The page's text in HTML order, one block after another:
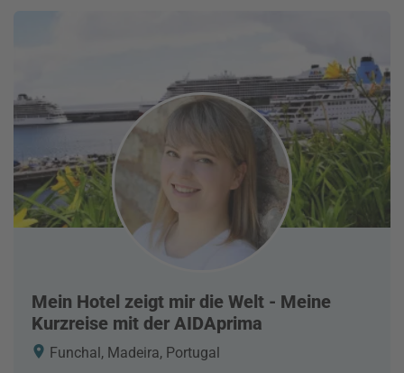
Mein Hotel zeigt mir die Welt - Meine
Kurzreise mit der AIDAprima
Funchal, Madeira, Portugal